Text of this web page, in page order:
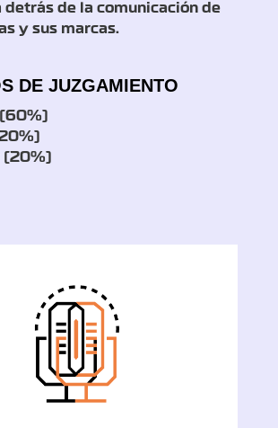
de la comunicación de
y sus marcas.
DE JUZGAMIENTO